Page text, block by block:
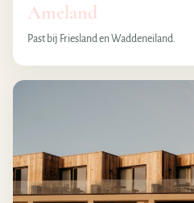
Ameland
Past bij Friesland en Waddeneiland.